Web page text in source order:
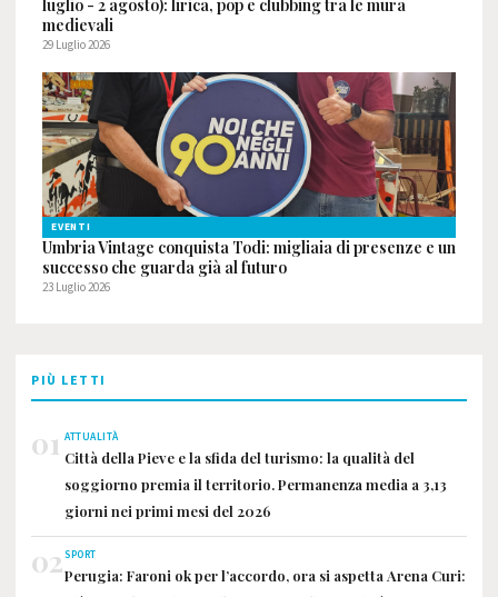
luglio - 2 agosto): lirica, pop e clubbing tra le mura
medievali
29 Luglio 2026
EVENTI
Umbria Vintage conquista Todi: migliaia di presenze e un
successo che guarda già al futuro
23 Luglio 2026
PIÙ LETTI
01 ATTUALITÀ
Città della Pieve e la sfida del turismo: la qualità del
soggiorno premia il territorio. Permanenza media a 3,13
giorni nei primi mesi del 2026
02SPORT
Perugia: Faroni ok per l’accordo, ora si aspetta Arena Curi: